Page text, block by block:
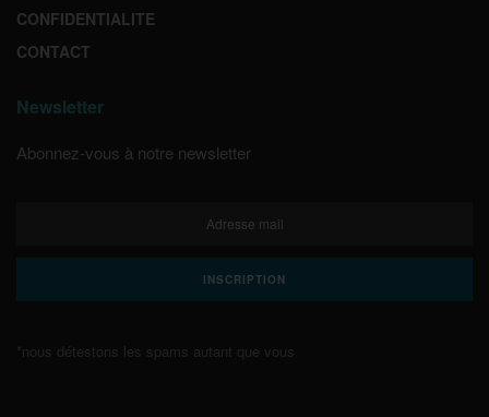
CONFIDENTIALITE
CONTACT
Newsletter
Abonnez-vous à notre newsletter
*nous détestons les spams autant que vous